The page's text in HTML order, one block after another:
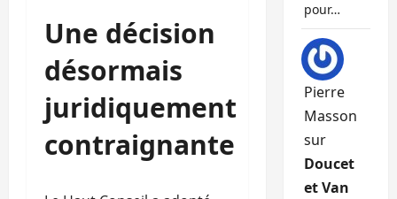
Une décision
désormais
juridiquement
contraignante
pour…
Pierre
Masson
sur
Doucet
et Van